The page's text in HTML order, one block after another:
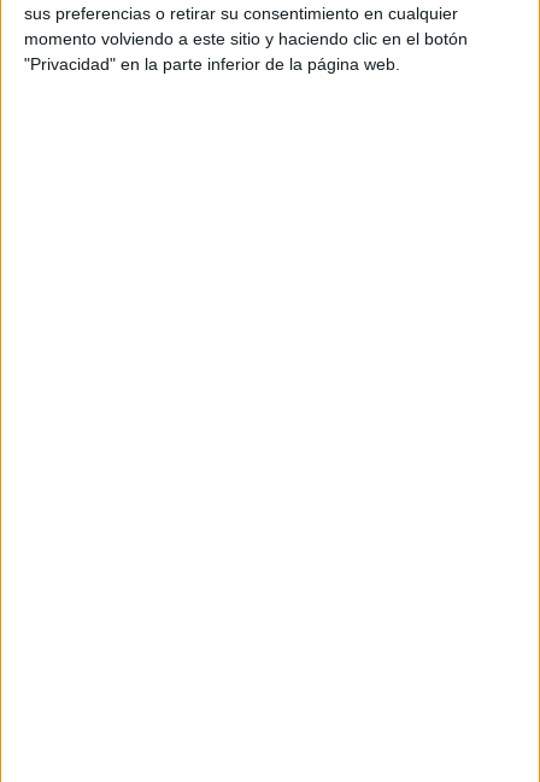
sus preferencias o retirar su consentimiento en cualquier
momento volviendo a este sitio y haciendo clic en el botón
"Privacidad" en la parte inferior de la página web.